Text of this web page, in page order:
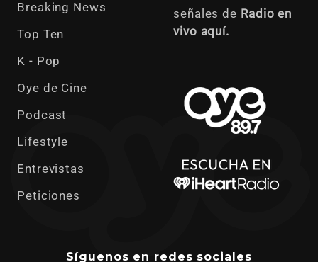
Breaking News
Top Ten
K - Pop
Oye de Cine
Podcast
Lifestyle
Entrevistas
Peticiones
señales de Radio en
vivo aquí.
Síguenos en redes sociales